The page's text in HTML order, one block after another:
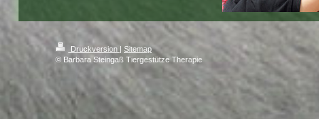
Druckversion | Sitemap
© Barbara Steingaß Tiergestütze Therapie